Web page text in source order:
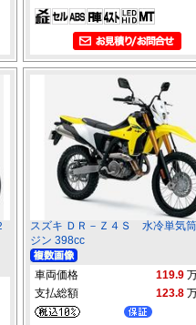
スズキ ＤＲ－Ｚ４Ｓ 水冷単気
ジン 398cc
車両価格 119.9
支払総額
123.8